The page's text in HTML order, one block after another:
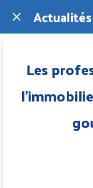
Actualités
Les